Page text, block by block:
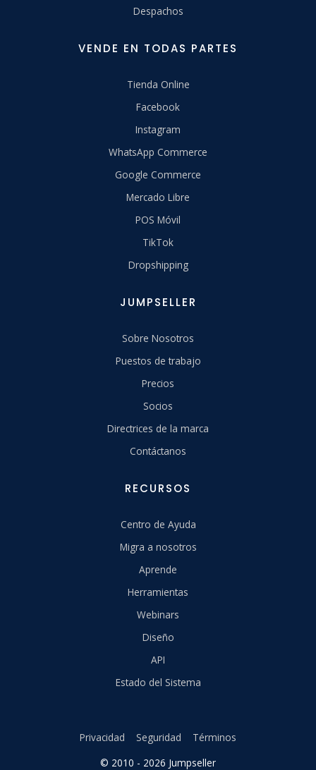
Despachos
VENDE EN TODAS PARTES
Tienda Online
Facebook
Instagram
WhatsApp Commerce
Google Commerce
Mercado Libre
POS Móvil
TikTok
Dropshipping
JUMPSELLER
Sobre Nosotros
Puestos de trabajo
Precios
Socios
Directrices de la marca
Contáctanos
RECURSOS
Centro de Ayuda
Migra a nosotros
Aprende
Herramientas
Webinars
Diseño
API
Estado del Sistema
© 2010 - 2026 Jumpseller
Privacidad Seguridad Términos